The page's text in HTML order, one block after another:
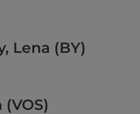
Lena (BY)